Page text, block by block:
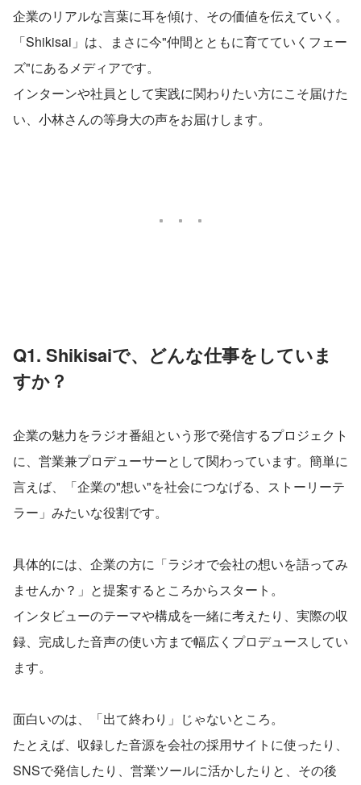
企業のリアルな言葉に耳を傾け、その価値を伝えていく。
「Shikisai」は、まさに今"仲間とともに育てていくフェー
ズ"にあるメディアです。
インターンや社員として実践に関わりたい方にこそ届けた
い、小林さんの等身大の声をお届けします。
Q1. Shikisaiで、どんな仕事をしていま
すか？
企業の魅力をラジオ番組という形で発信するプロジェクト
に、営業兼プロデューサーとして関わっています。簡単に
言えば、「企業の"想い"を社会につなげる、ストーリーテ
ラー」みたいな役割です。
具体的には、企業の方に「ラジオで会社の想いを語ってみ
ませんか？」と提案するところからスタート。
インタビューのテーマや構成を一緒に考えたり、実際の収
録、完成した音声の使い方まで幅広くプロデュースしてい
ます。
面白いのは、「出て終わり」じゃないところ。
たとえば、収録した音源を会社の採用サイトに使ったり、
SNSで発信したり、営業ツールに活かしたりと、その後